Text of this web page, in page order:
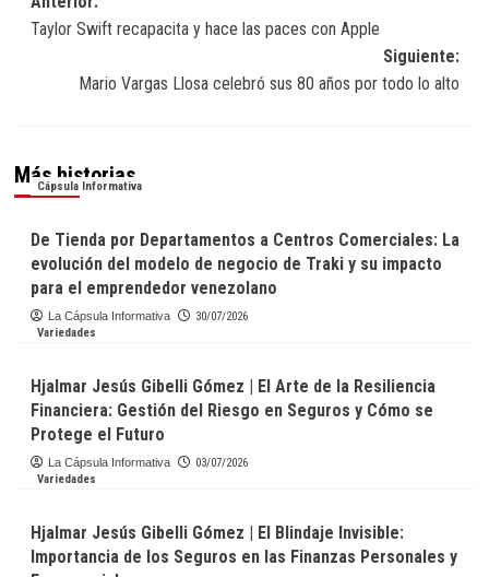
de
entradas
Taylor Swift recapacita y hace las paces con Apple
Siguiente:
Mario Vargas Llosa celebró sus 80 años por todo lo alto
Más historias
Cápsula Informativa
De Tienda por Departamentos a Centros Comerciales: La
evolución del modelo de negocio de Traki y su impacto
para el emprendedor venezolano
La Cápsula Informativa
30/07/2026
Variedades
Hjalmar Jesús Gibelli Gómez | El Arte de la Resiliencia
Financiera: Gestión del Riesgo en Seguros y Cómo se
Protege el Futuro
La Cápsula Informativa
03/07/2026
Variedades
Hjalmar Jesús Gibelli Gómez | El Blindaje Invisible:
Importancia de los Seguros en las Finanzas Personales y